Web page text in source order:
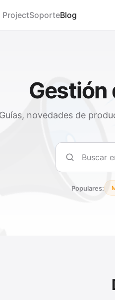
ProjectSoporteBlog
Gestión
Guías, novedades de
Buscar
Populares: